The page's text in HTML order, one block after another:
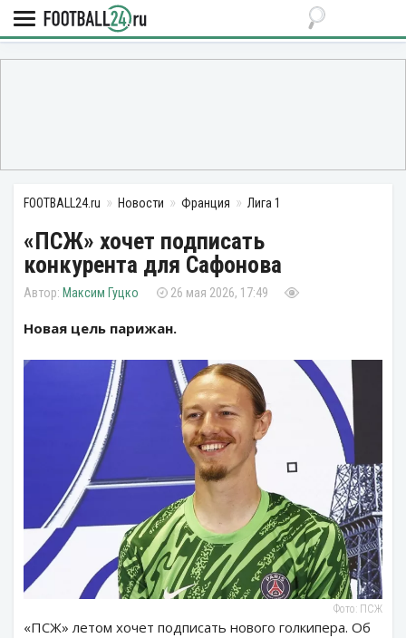
FOOTBALL24.ru Новости Франция Лига 1
«ПСЖ» хочет подписать
конкурента для Сафонова
Максим Гуцко 26 мая 2026, 17:49
Новая цель парижан.
Фото: ПСЖ
«ПСЖ» летом хочет подписать нового голкипера. Об